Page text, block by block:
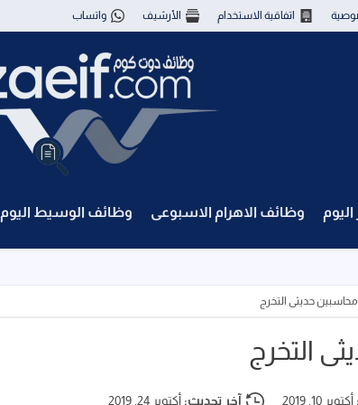
اتفاقية الاستخدام الأرشيف واتساب
وظائف الاهرام الاسبوعى وظائف الوسيط اليوم
حديثى التخرج
التخرج
أكتوبر 10, 2019 آخر تحديث: أكتوبر 24, 2019